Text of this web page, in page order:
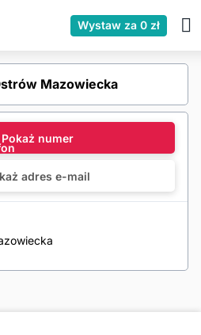
Wystaw za 0 zł
Mazowiecka
Pokaż numer
adres e-mail